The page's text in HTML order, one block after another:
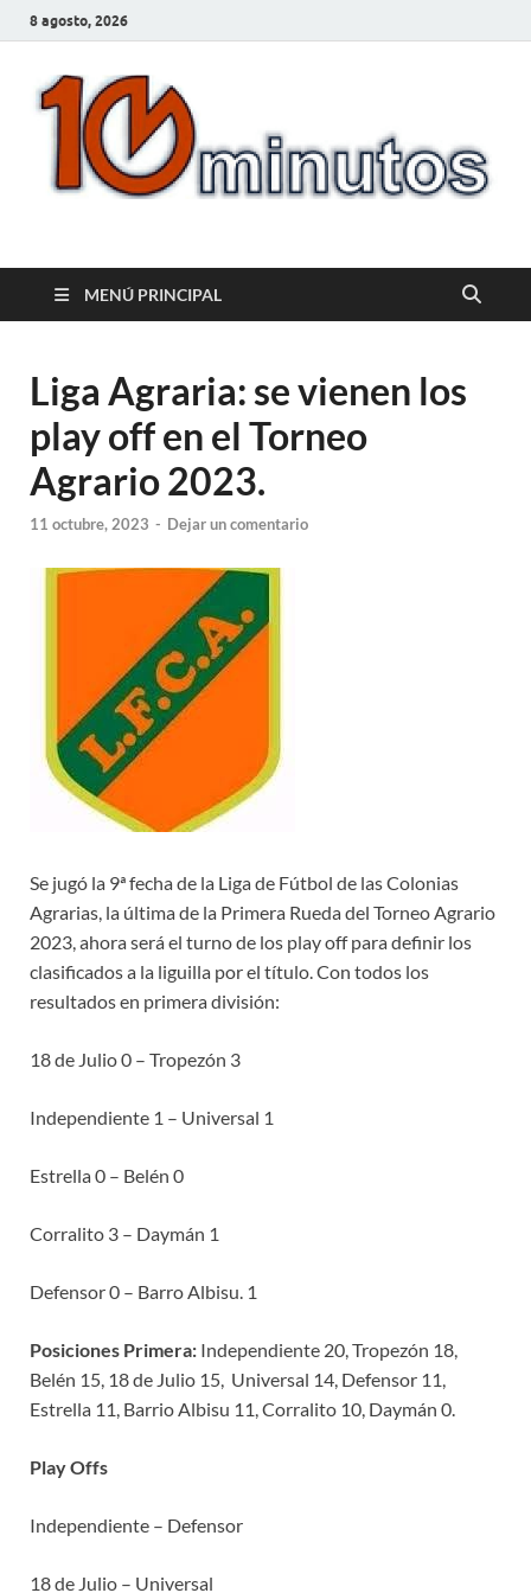
8 agosto, 2026
10minutos.com.uy
MENÚ PRINCIPAL
Liga Agraria: se vienen los
play off en el Torneo
Agrario 2023.
11 octubre, 2023 - Dejar un comentario
Se jugó la 9ª fecha de la Liga de Fútbol de las Colonias
Agrarias, la última de la Primera Rueda del Torneo Agrario
2023, ahora será el turno de los play off para definir los
clasificados a la liguilla por el título. Con todos los
resultados en primera división:
18 de Julio 0 – Tropezón 3
Independiente 1 – Universal 1
Estrella 0 – Belén 0
Corralito 3 – Daymán 1
Defensor 0 – Barro Albisu. 1
Posiciones Primera: Independiente 20, Tropezón 18,
Belén 15, 18 de Julio 15, Universal 14, Defensor 11,
Estrella 11, Barrio Albisu 11, Corralito 10, Daymán 0.
Play Offs
Independiente – Defensor
18 de Julio – Universal